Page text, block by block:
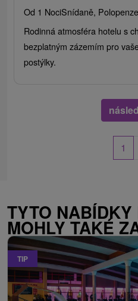
Od 1 NociSnídaně, Polopenze
Rodinná atmosféra hotelu s
bezplatným zázemím pro
postýlky.
1
TYTO NABÍDKY
MOHLY TAKÉ
TIP